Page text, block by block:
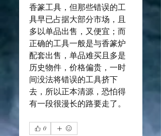
香篆工具，但那些错误的工
具早已占据大部分市场，且
多以单品出售，又便宜；而
正确的工具一般是与香篆炉
配套出售，单品难买且多是
历史物件，价格偏贵，一时
间没法将错误的工具挤下
去，所以正本清源，恐怕得
有一段很漫长的路要走了。
0